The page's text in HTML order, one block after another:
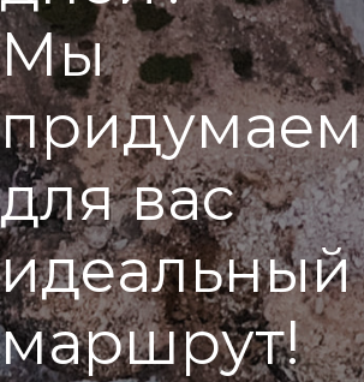
Мы
придумаем
для вас
идеальный
маршрут!